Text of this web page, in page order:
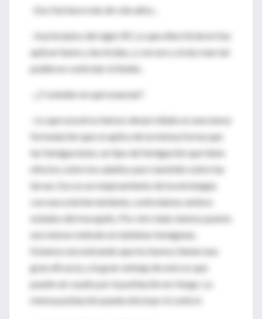
–Eso fue hace más de cien años...
–A principios del siglo XX. Lo que ellos hicieron fue
aplicar humo y larvicidas, y con eso y la ley marcial
pudieron controlar el Aedes.
–¿Y ustedes en qué avanzan?
–Lo que nosotros hemos desarrollado es una nueva
formulación que se aplica de la misma forma que
las fumigaciones, un tipo de fumigación que tiene
efectos sobre los adultos pero también sobre las
larvas. Eso es un mejoramiento de la estrategia:
con una sola herramienta, controlamos ambos
estados del mosquito. Por otro lado, hemos puesto
ese mismo método en tabletas fumígenas.
Estamos encontrando que los humos tienen una
gran eficacia, y la gran ventaja de esto es que
puede ser usado por la población en riesgo. La
misma población puede efectuar el control.